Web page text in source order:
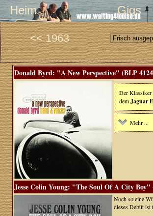
Heim Gigs
<< 1963
Donald Byrd: "A New Perspective" (BLP
Der Klassiker
demJaguar
Mehr ...
Jesse Colin Young: "The Soul Of A City
Noch so eine
dieses Debüt ist